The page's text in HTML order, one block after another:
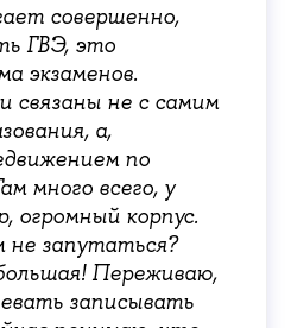
совершенно,
ГВЭ, это
экзаменов.
связаны не с самим
а,
по
много всего, у
огромный корпус.
не запутаться?
Переживаю,
записывать